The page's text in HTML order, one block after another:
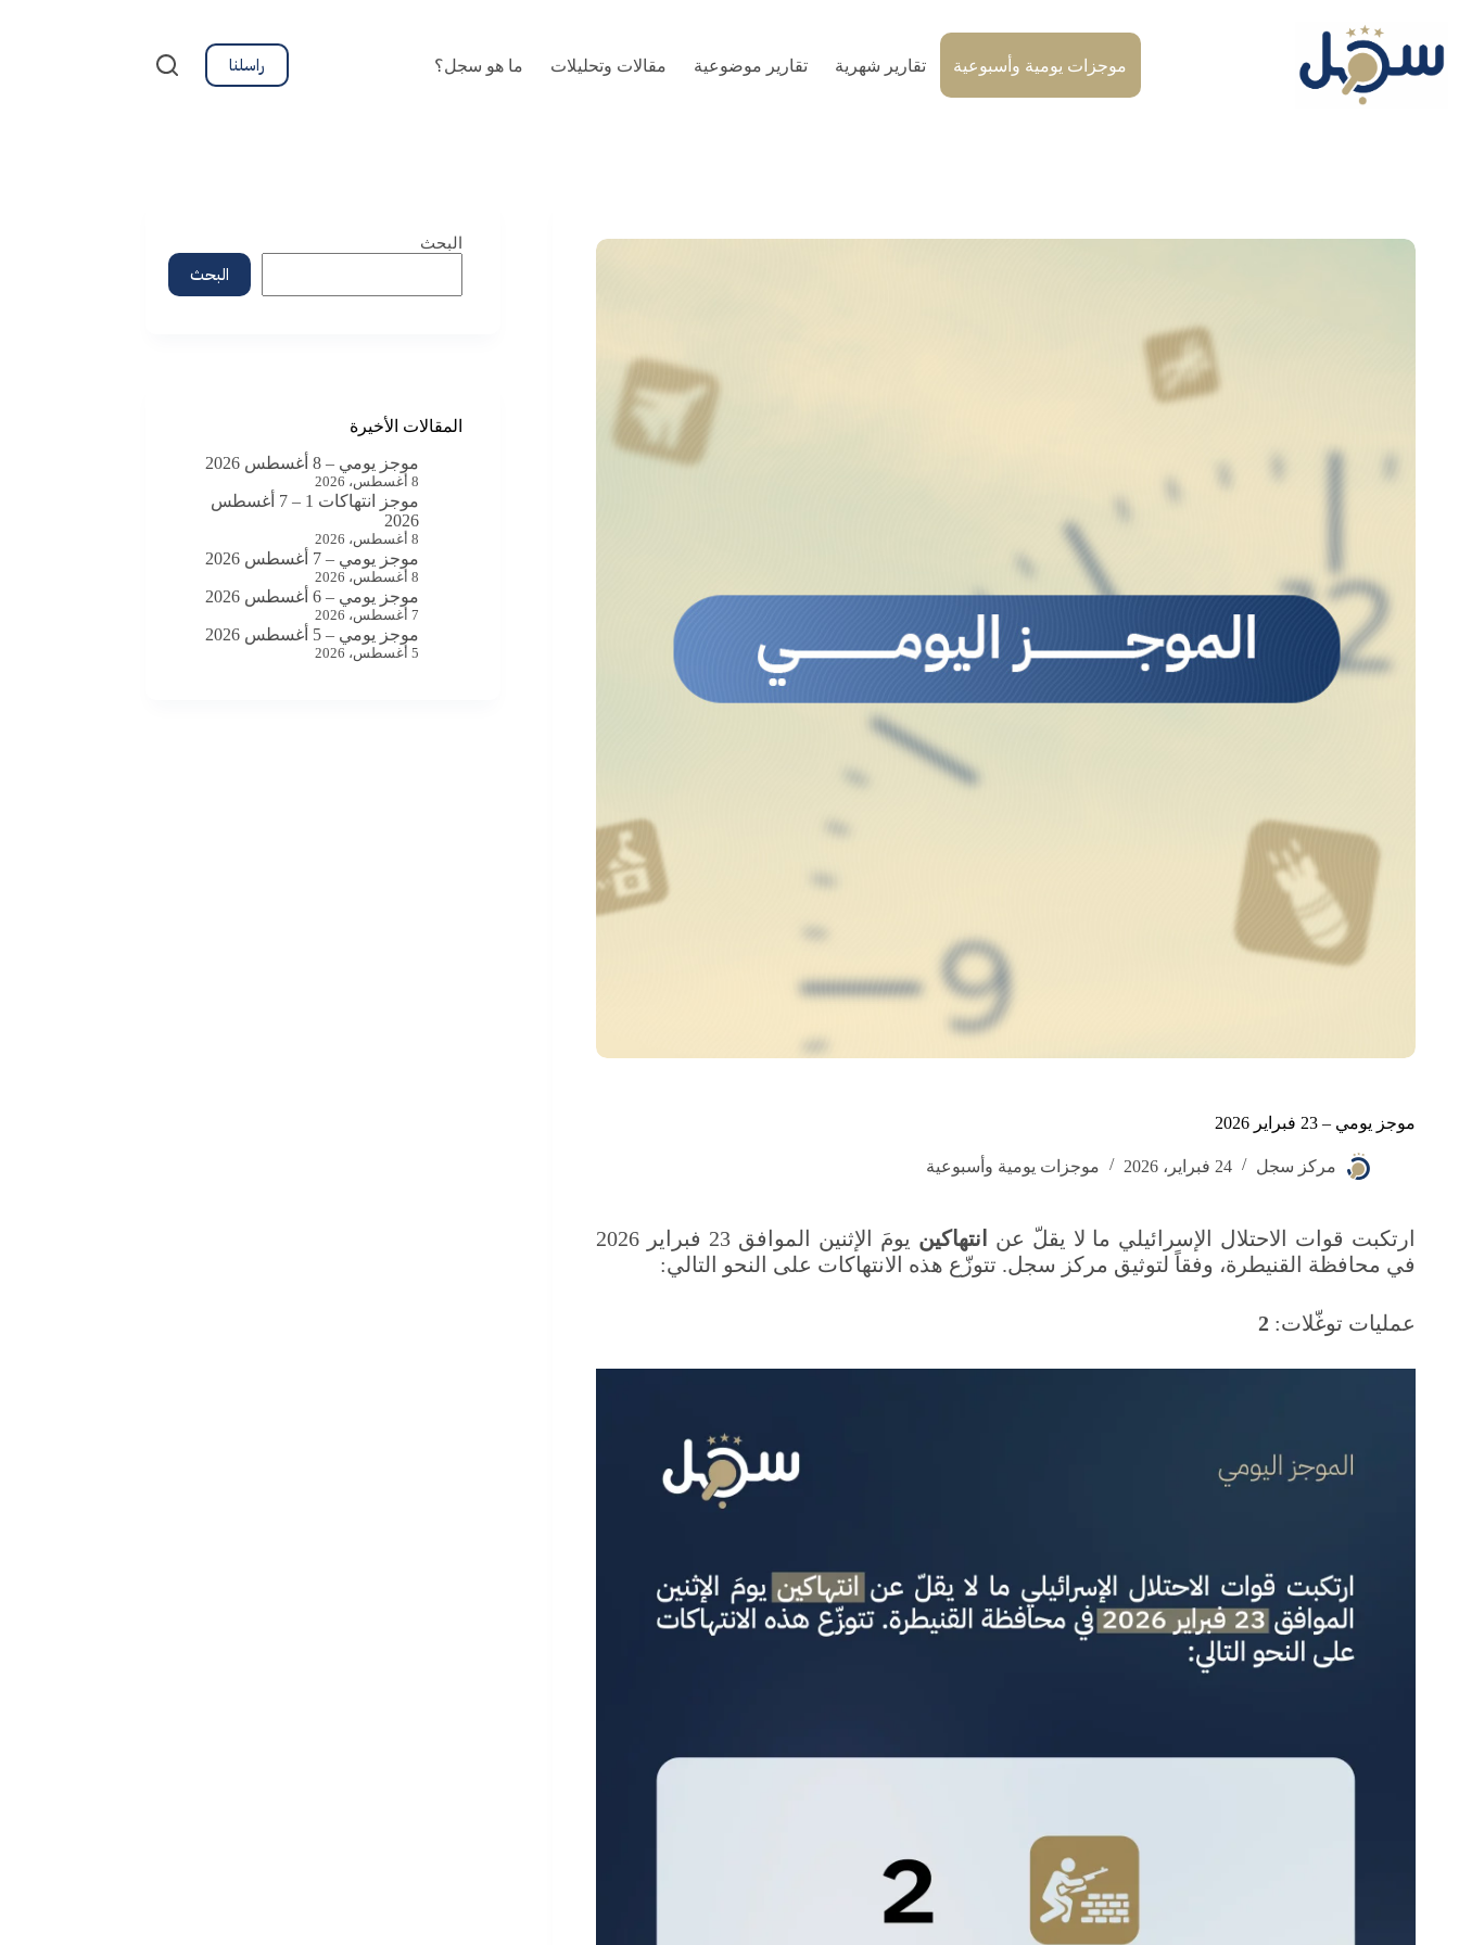
المحتوى
موجزات يومية وأسبوعية تقارير شهرية تقارير موضوعية مقالات وتحليلات ما هو سجل؟ راسلنا
موجز يومي – 23 فبراير 2026
مركز سجل 24 فبراير، 2026 موجزات يومية وأسبوعية
ارتكبت قوات الاحتلال الإسرائيلي ما لا يقلّ عن انتهاكين
يومَ الإثنين الموافق 23 فبراير 2026
في محافظة القنيطرة، وفقاً لتوثيق مركز سجل. تتوزّع هذه الانتهاكات على النحو التالي:
عمليات توغّلات: 2
البحث
البحث
المقالات الأخيرة
موجز يومي – 8 أغسطس 2026
8 أغسطس، 2026
موجز انتهاكات 1 – 7 أغسطس
2026
8 أغسطس، 2026
موجز يومي – 7 أغسطس 2026
8 أغسطس، 2026
موجز يومي – 6 أغسطس 2026
7 أغسطس، 2026
موجز يومي – 5 أغسطس 2026
5 أغسطس، 2026